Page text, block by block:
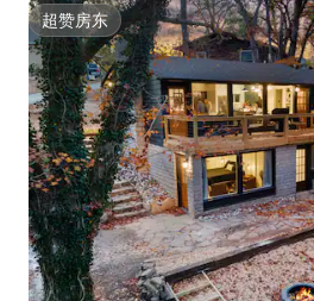
超赞房东
超赞房东